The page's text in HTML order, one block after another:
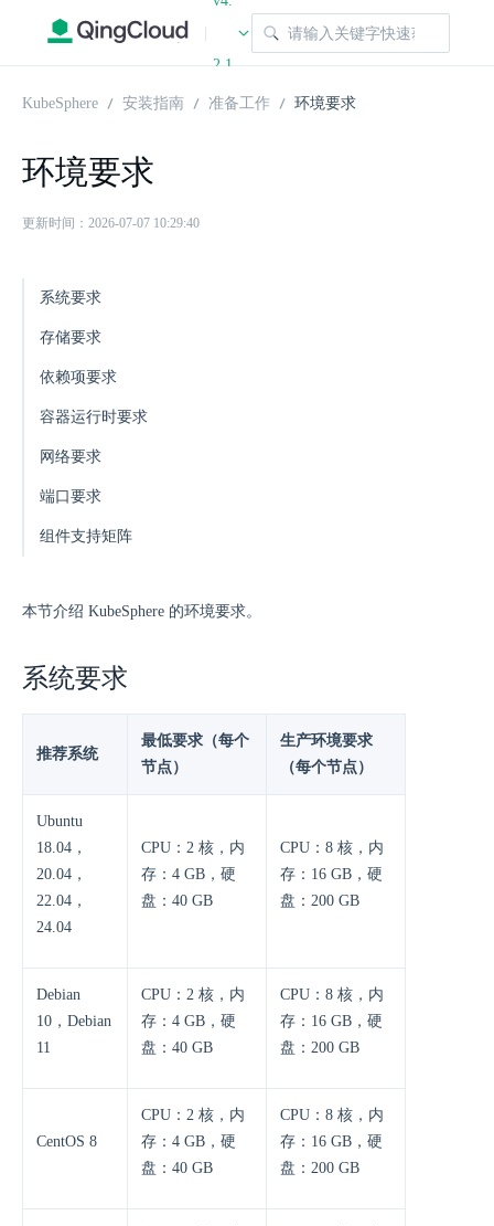
|
2.1
KubeSphere 安装指南 准备工作 环境要求
环境要求
更新时间：2026-07-07 10:29:40
系统要求
存储要求
依赖项要求
容器运行时要求
网络要求
端口要求
组件支持矩阵
本节介绍 KubeSphere 的环境要求。
系统要求
推荐系统
最低要求（每个
节点）
生产环境要求
（每个节点）
Ubuntu
18.04，
20.04，
22.04，
24.04
CPU：2 核，内
存：4 GB，硬
盘：40 GB
CPU：8 核，内
存：16 GB，硬
盘：200 GB
Debian
10，Debian
11
CPU：2 核，内
存：4 GB，硬
盘：40 GB
CPU：8 核，内
存：16 GB，硬
盘：200 GB
CentOS 8
CPU：2 核，内
存：4 GB，硬
盘：40 GB
CPU：8 核，内
存：16 GB，硬
盘：200 GB